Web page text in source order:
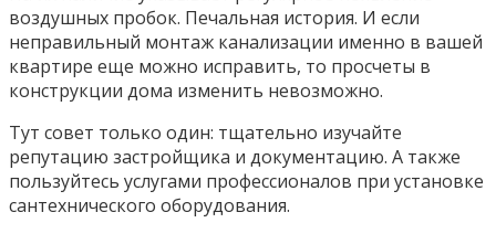
воздушных пробок. Печальная история. И если
неправильный монтаж канализации именно в вашей
квартире еще можно исправить, то просчеты в
конструкции дома изменить невозможно.
Тут совет только один: тщательно изучайте
репутацию застройщика и документацию. А также
пользуйтесь услугами профессионалов при установке
сантехнического оборудования.